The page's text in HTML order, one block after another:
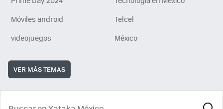
Móviles android
Telcel
videojuegos
México
VER MÁS TEMAS